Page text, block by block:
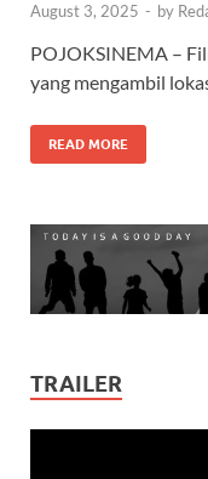
August 3, 2025 - by
POJOKSINEMA –
yang mengambil
READ MORE
TRAILER